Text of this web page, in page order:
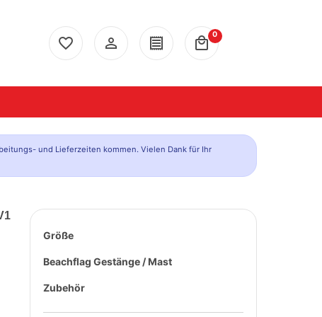
favorite_border person_outline receipt local_mall
0
und Lieferzeiten kommen. Vielen Dank für Ihr
Größe
Beachflag Gestänge / Mast
Zubehör